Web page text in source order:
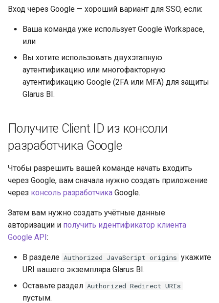
я
Встраивание
Решение проблем
Вход через Google — хороший вариант для SSO, если:
Ваша команда уже использует Google Workspace,
или
Вы хотите использовать двухэтапную
аутентификацию или многофакторную
аутентификацию Google (2FA или MFA) для защиты
Glarus BI.
Получите Client ID из консоли
разработчика Google
Чтобы разрешить вашей команде начать входить
через Google, вам сначала нужно создать приложение
через консоль разработчика Google.
Затем вам нужно создать учётные данные
авторизации и получить идентификатор клиента
Google API:
В разделе Authorized JavaScript origins укажите
URI вашего экземпляра Glarus BI.
Оставьте раздел Authorized Redirect URIs
пустым.